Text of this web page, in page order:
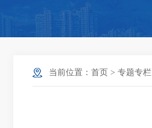
当前位置： 首页 > 专题专栏